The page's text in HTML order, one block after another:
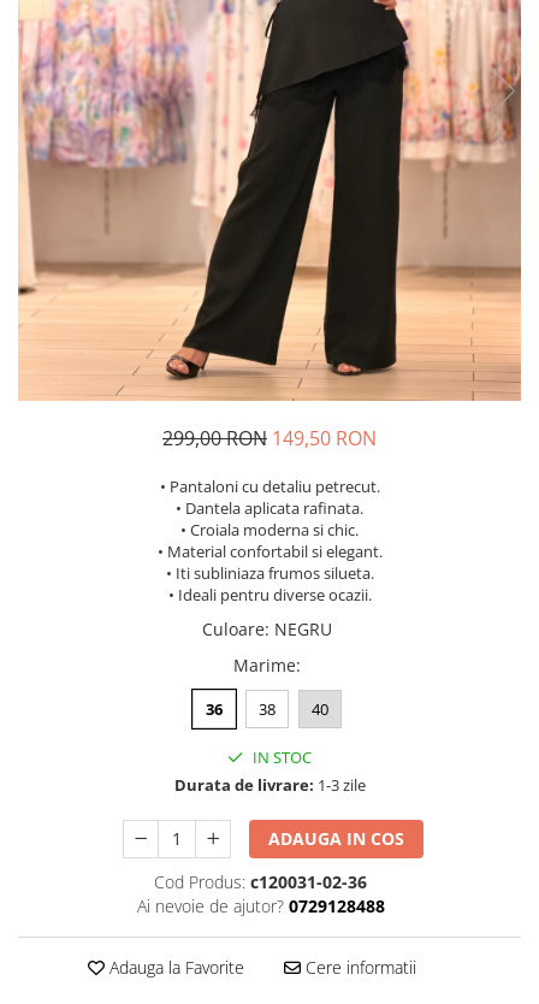
Costume de baie
299,00 RON 149,50 RON
• Pantaloni cu detaliu petrecut.
• Dantela aplicata rafinata.
• Croiala moderna si chic.
• Material confortabil si elegant.
• Iti subliniaza frumos silueta.
• Ideali pentru diverse ocazii.
Culoare: NEGRU
Marime:
36 38 40
IN STOC
Durata de livrare: 1-3 zile
ADAUGA IN COS
Cod Produs: c120031-02-36
Ai nevoie de ajutor? 0729128488
Adauga la Favorite Cere informatii